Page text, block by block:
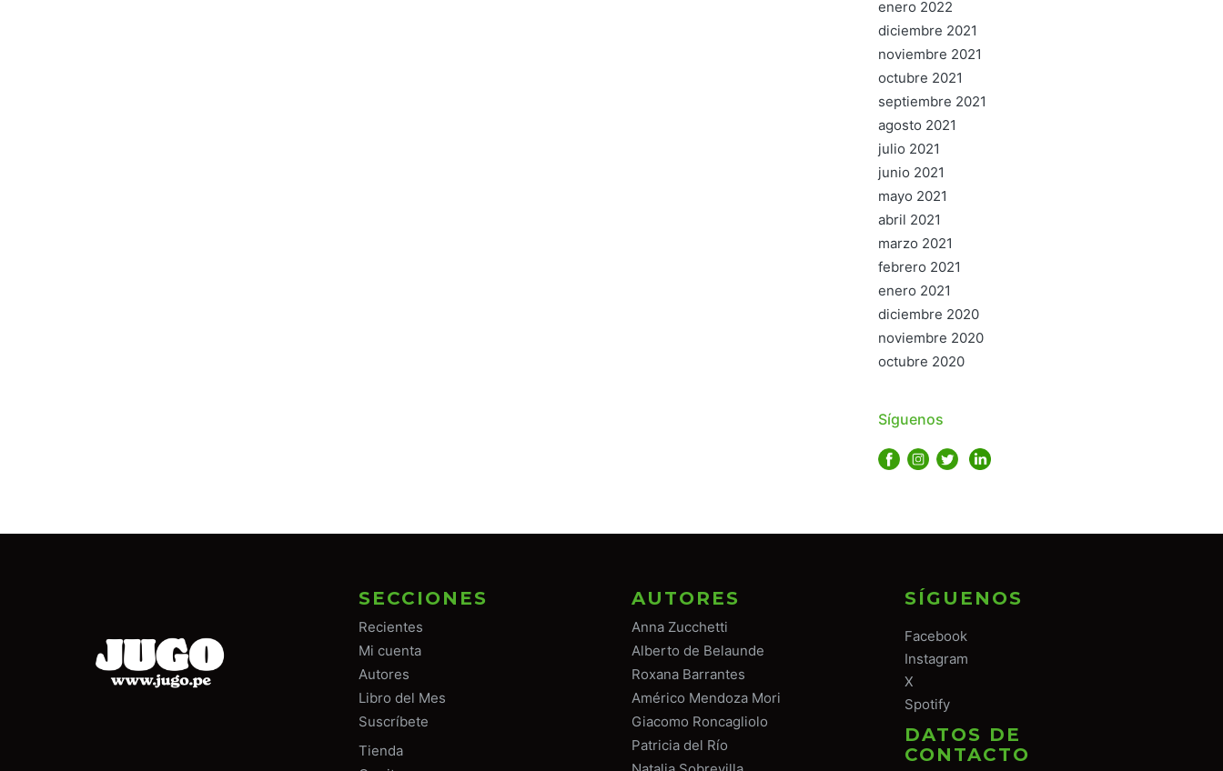
enero 2022
diciembre 2021
noviembre 2021
octubre 2021
septiembre 2021
agosto 2021
julio 2021
junio 2021
mayo 2021
abril 2021
marzo 2021
febrero 2021
enero 2021
diciembre 2020
noviembre 2020
octubre 2020
Síguenos
SECCIONES
Recientes
Mi cuenta
Autores
Libro del Mes
Suscríbete
Tienda
AUTORES
Anna Zucchetti
Alberto de Belaunde
Roxana Barrantes
Américo Mendoza Mori
Giacomo Roncagliolo
Patricia del Río
SÍGUENOS
Facebook
Instagram
X
Spotify
DATOS DE
CONTACTO